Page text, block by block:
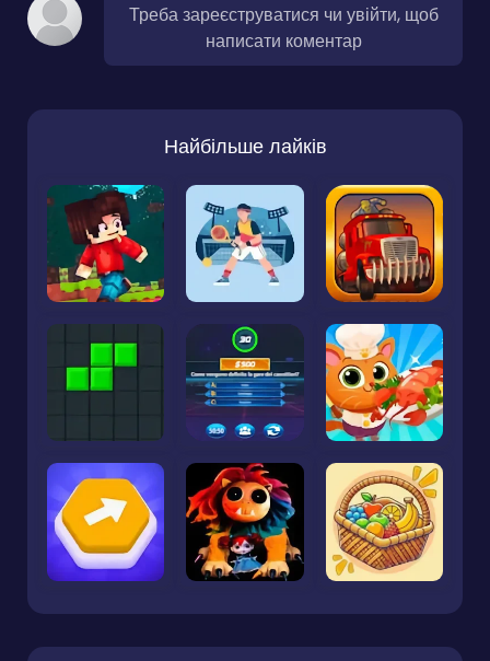
Треба зареєструватися чи увійти, щоб
написати коментар
Найбільше лайків